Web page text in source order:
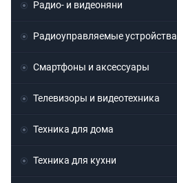
Радио- и видеоняни
Радиоуправляемые устройства
Смартфоны и аксессуары
Телевизоры и видеотехника
Техника для дома
Техника для кухни